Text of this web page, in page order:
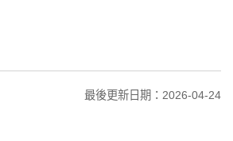
最後更新日期：2026-04-24